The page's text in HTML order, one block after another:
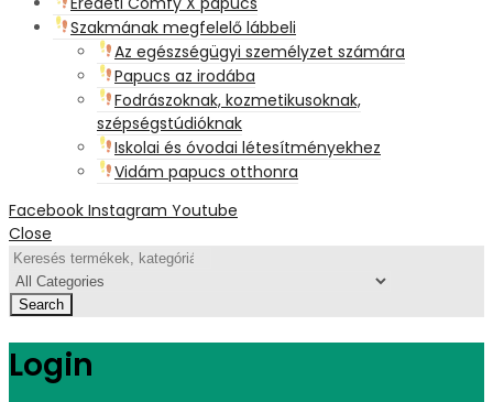
Szakmának megfelelő lábbeli
Az egészségügyi személyzet számára
Papucs az irodába
Fodrászoknak, kozmetikusoknak,
szépségstúdióknak
Iskolai és óvodai létesítményekhez
Vidám papucs otthonra
Facebook Instagram Youtube
Close
Search
Login